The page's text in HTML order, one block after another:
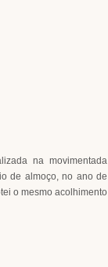
na movimentada
de almoço, no ano de
o mesmo acolhimento